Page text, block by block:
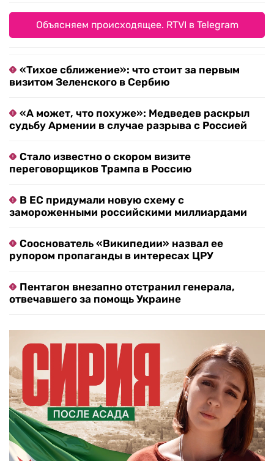
Объясняем происходящее. RTVI в Telegram
«Тихое сближение»: что стоит за первым
визитом Зеленского в Сербию
«А может, что похуже»: Медведев раскрыл
судьбу Армении в случае разрыва с Россией
Стало известно о скором визите
переговорщиков Трампа в Россию
В ЕС придумали новую схему с
замороженными российскими миллиардами
Сооснователь «Википедии» назвал ее
рупором пропаганды в интересах ЦРУ
Пентагон внезапно отстранил генерала,
отвечавшего за помощь Украине